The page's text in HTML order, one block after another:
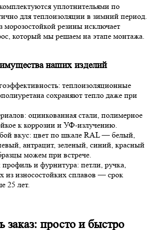
уплотнительями по
для теплоизоляции в зимний период.
морозостойкой резины исключает
, который мы решаем на этапе монтажа.
наших изделий
теплоизоляционные
сохраняют тепло даже при
оцинкованная стали, полимерное
к коррозии и УФ-излучению.
вкус: цвет по шкале RAL—белый,
, антрацит, зеленый, синий, красный
можем при встрече.
профиль и фурнитура: петли, ручка,
из износостойких сплавов —срок
25 лет.
заказ: просто и быстро